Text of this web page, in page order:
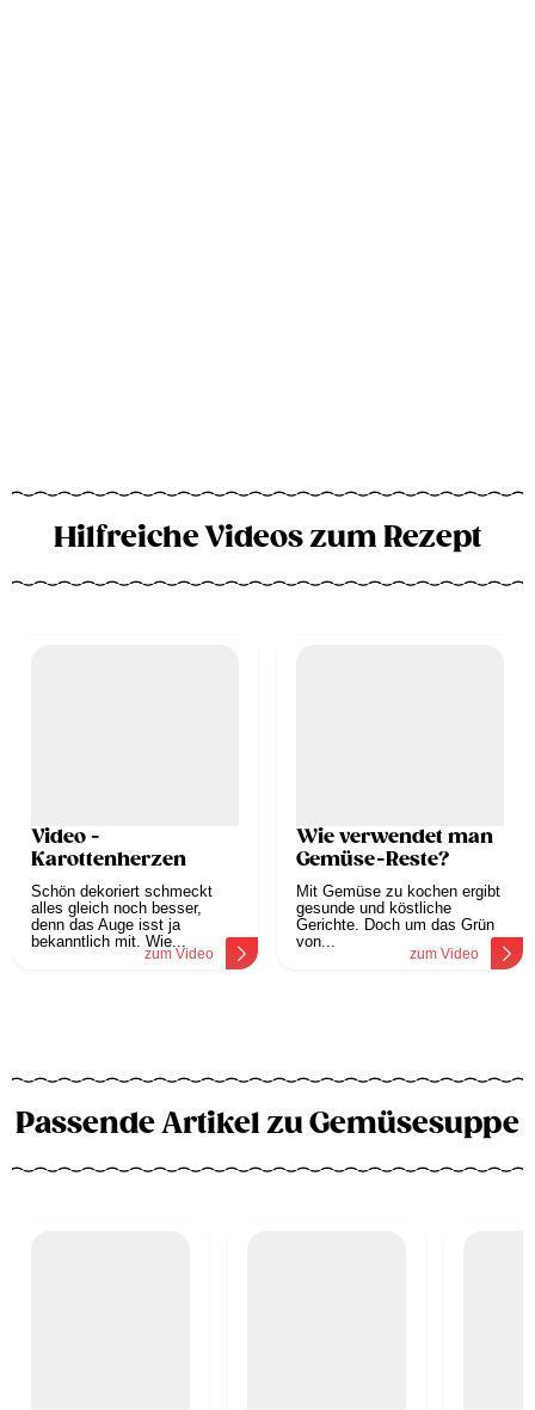
Hilfreiche Videos zum Rezept
Video -
Karottenherzen
Schön dekoriert schmeckt
alles gleich noch besser,
denn das Auge isst ja
bekanntlich mit. Wie...
zum Video
Wie verwendet man
Gemüse-Reste?
Mit Gemüse zu kochen ergibt
gesunde und köstliche
Gerichte. Doch um das Grün
von...
zum Video
Passende Artikel zu Gemüsesuppe